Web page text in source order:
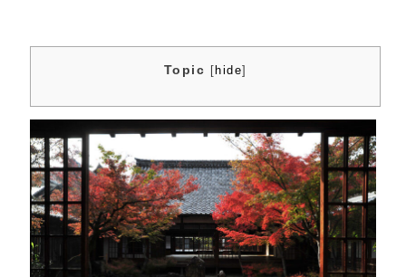
Topic [ hide]